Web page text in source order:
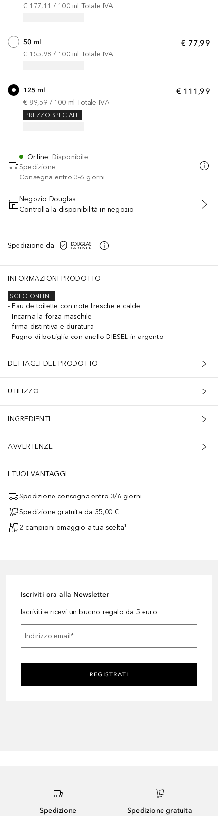
€ 177,11 / 100 ml Totale IVA
€ 77,99
50 ml
€ 155,98 / 100 ml Totale IVA
€ 111,99
125 ml
€ 89,59 / 100 ml Totale IVA
PREZZO SPECIALE
Online: Disponibile
Spedizione
Consegna entro 3-6 giorni
AGGIUNGI AL CARRELLO
Negozio Douglas
Controlla la disponibilità in negozio
Spedizione da
INFORMAZIONI PRODOTTO
SOLO ONLINE
Eau de toilette con note fresche e calde
Incarna la forza maschile
firma distintiva e duratura
Pugno di bottiglia con anello DIESEL in argento
DETTAGLI DEL PRODOTTO
UTILIZZO
INGREDIENTI
AVVERTENZE
I TUOI VANTAGGI
Spedizione consegna entro 3/6 giorni
Spedizione gratuita da 35,00 €
2 campioni omaggio a tua scelta¹
Iscriviti ora alla Newsletter
Iscriviti e ricevi un buono regalo da 5 euro
Indirizzo email*
REGISTRATI
Spedizione Spedizione gratuita